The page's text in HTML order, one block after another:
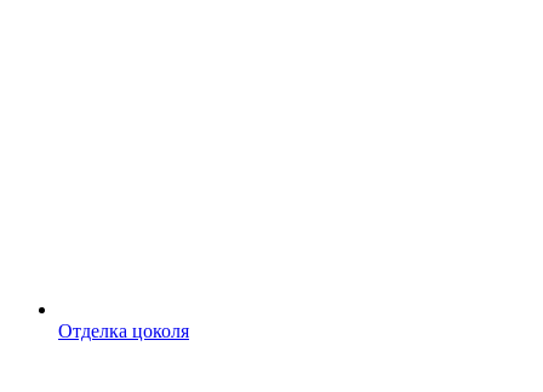
Отделка цоколя